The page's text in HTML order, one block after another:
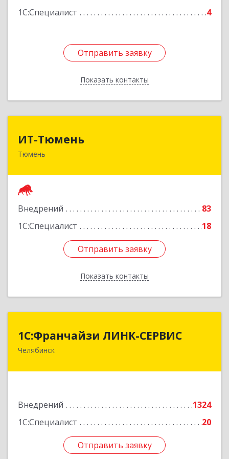
1С:Специалист 4
Отправить заявку
Показать контакты
Отправить заявку
Назад
ИТ-Тюмень
Тюмень
Внедрений
83
1С:Специалист
18
Отправить заявку
Показать контакты
625000, Тюменская обл, Тюмень г, Грибоедова,
Отправить заявку
Назад
1С:Франчайзи ЛИНК-СЕРВИС
Челябинск
Внедрений
1324
1С:Специалист
20
Отправить заявку
1С:Франчайзи ЛИНК-СЕРВИС
454006, Челябинская обл, Челябинск г, 3
Отправить заявку